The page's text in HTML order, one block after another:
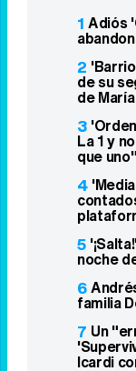
34k
Lo más visto
1Adiós
2
de su
de
3
La 1 y
que